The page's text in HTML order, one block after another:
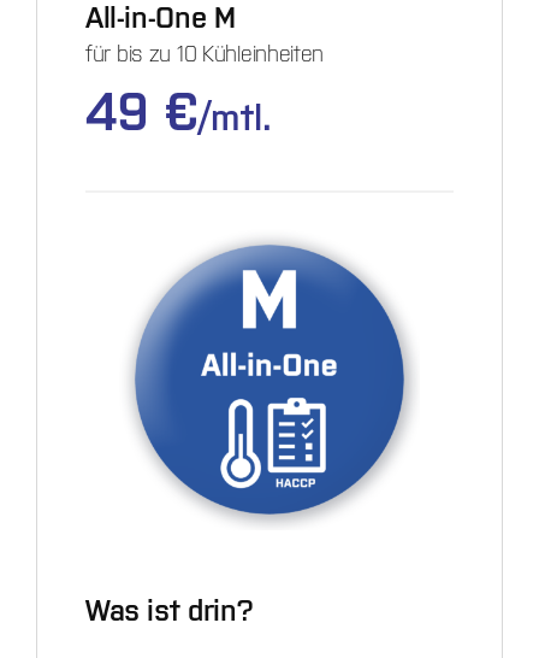
All-in-One M
für bis zu 10 Kühleinheiten
49 €/mtl.
Was ist drin?